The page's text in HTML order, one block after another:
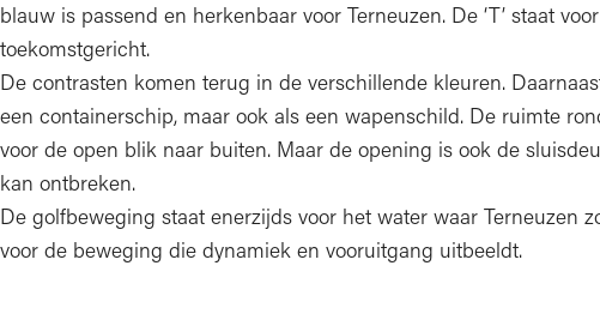
blauw is passend en herkenbaar voor Terneuzen. De ‘T’ staat
toekomstgericht.
De contrasten komen terug in de verschillende kleuren.
een containerschip, maar ook als een wapenschild. De ruimte
voor de open blik naar buiten. Maar de opening is ook de
kan ontbreken.
De golfbeweging staat enerzijds voor het water waar Terneuzen
voor de beweging die dynamiek en vooruitgang uitbeeldt.